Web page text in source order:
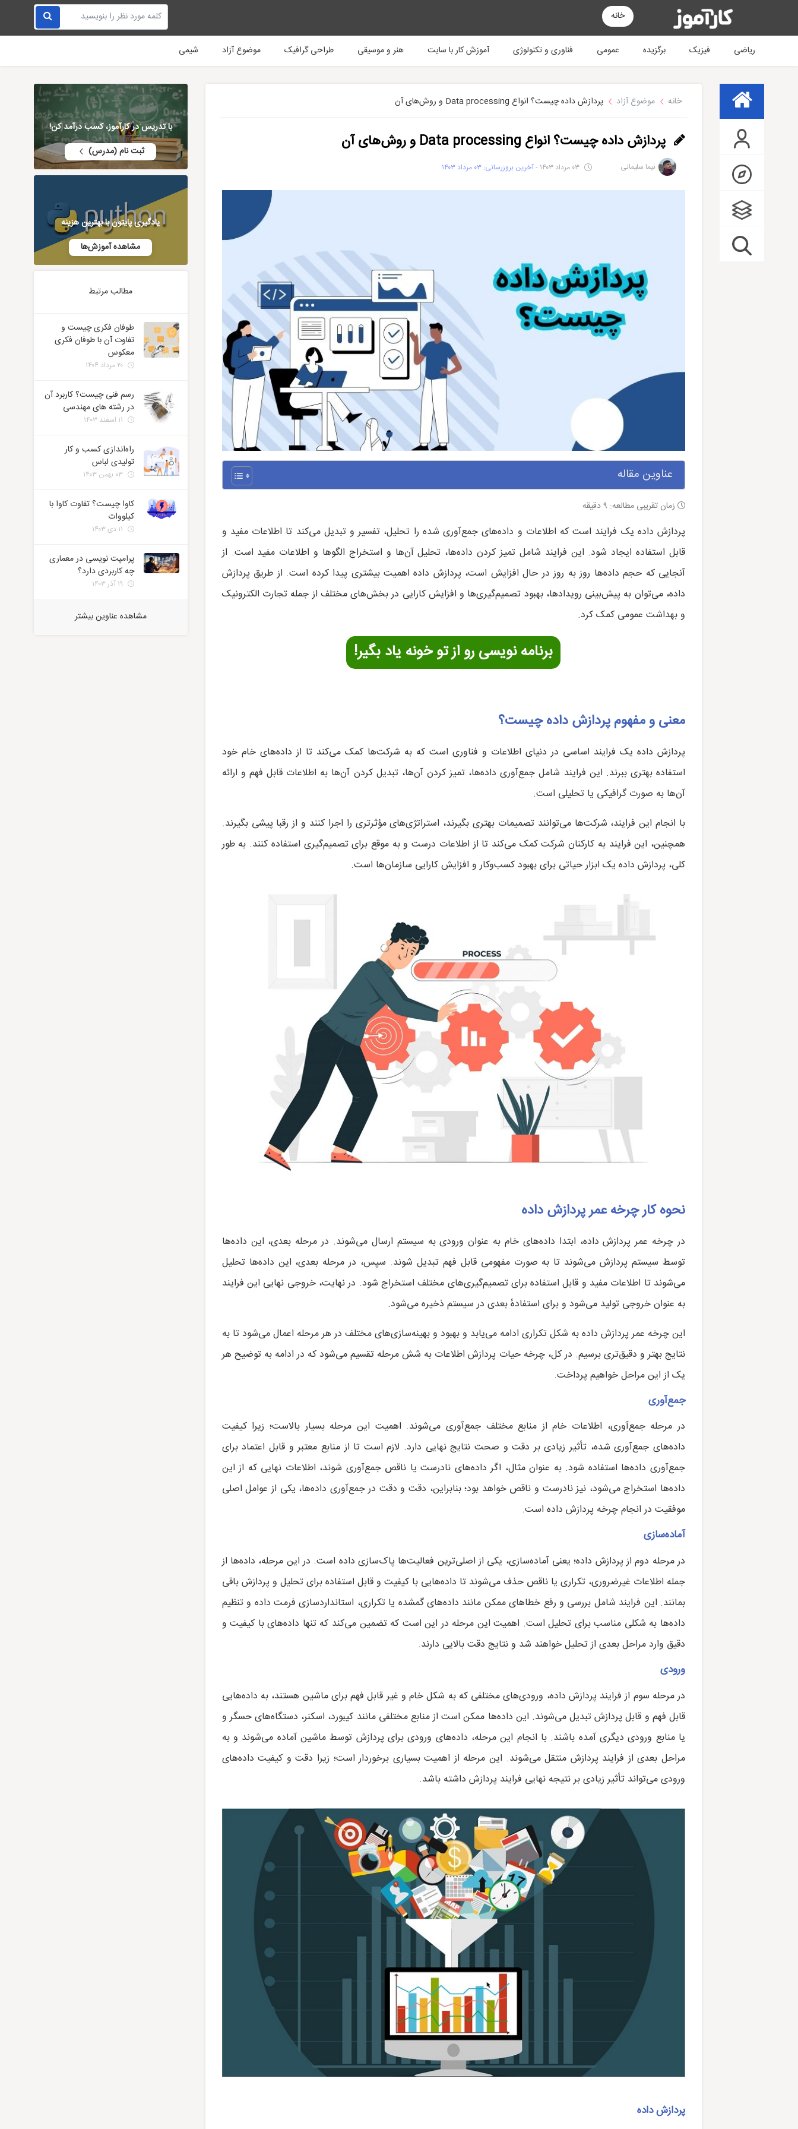
خانه
ریاضی فیزیک برگزیده عمومی فناوری و تکنولوژی آموزش کار با سایت هنر و موسیقی طراحی گرافیک موضوع آزاد شیمی
خانه موضوع آزاد پردازش داده چیست؟ انواع Data processing و روش‌های آن
پردازش داده چیست؟ انواع Data processing و روش‌های آن
نیما سلیمانی - آخرین بروزرسانی: ۰۳ مرداد ۱۴۰۳
عناوین مقاله
زمان تقریبی مطالعه: ۹دقیقه
پردازش داده یک فرایند است که اطلاعات و داده‌های جمع‌آوری شده را تحلیل، تفسیر و تبدیل می‌کند تا اطلاعات مفید و
قابل استفاده ایجاد شود. این فرایند شامل تمیز کردن داده‌ها، تحلیل آن‌ها و استخراج الگوها و اطلاعات مفید است. از
آنجایی که حجم داده‌ها روز به روز در حال افزایش است، پردازش داده اهمیت بیشتری پیدا کرده است. از طریق پردازش
داده، می‌توان به پیش‌بینی رویدادها، بهبود تصمیم‌گیری‌ها و افزایش کارایی در بخش‌های مختلف از جمله تجارت الکترونیک
و بهداشت عمومی کمک کرد.
برنامه نویسی رو از تو خونه یاد بگیر!
معنی و مفهوم پردازش داده چیست؟
پردازش داده یک فرایند اساسی در دنیای اطلاعات و فناوری است که به شرکت‌ها کمک می‌کند تا از داده‌های خام خود
استفاده بهتری ببرند. این فرایند شامل جمع‌آوری داده‌ها، تمیز کردن آن‌ها، تبدیل کردن آن‌ها به اطلاعات قابل فهم و ارائه
آن‌ها به صورت گرافیکی یا تحلیلی است.
با انجام این فرایند، شرکت‌ها می‌توانند تصمیمات بهتری بگیرند، استراتژی‌های مؤثرتری را اجرا کنند و از رقبا پیشی بگیرند.
همچنین، این فرایند به کارکنان شرکت کمک می‌کند تا از اطلاعات درست و به موقع برای تصمیم‌گیری استفاده کنند. به طور
کلی، پردازش داده یک ابزار حیاتی برای بهبود کسب‌وکار و افزایش کارایی سازمان‌ها است.
نحوه کار چرخه عمر پردازش داده
در چرخه عمر پردازش داده، ابتدا داده‌های خام به عنوان ورودی به سیستم ارسال می‌شوند. در مرحله بعدی، این داده‌ها
توسط سیستم پردازش می‌شوند تا به صورت مفهومی قابل فهم تبدیل شوند. سپس، در مرحله بعدی، این داده‌ها تحلیل
می‌شوند تا اطلاعات مفید و قابل استفاده برای تصمیم‌گیری‌های مختلف استخراج شود. در نهایت، خروجی نهایی این فرایند
به عنوان خروجی تولید می‌شود و برای استفادهٔ بعدی در سیستم ذخیره می‌شود.
این چرخه عمر پردازش داده به شکل تکراری ادامه می‌یابد و بهبود و بهینه‌سازی‌های مختلف در هر مرحله اعمال می‌شود تا به
نتایج بهتر و دقیق‌تری برسیم. در کل، چرخه حیات پردازش اطلاعات به شش مرحله تقسیم می‌شود که در ادامه به توضیح هر
یک از این مراحل خواهیم پرداخت.
جمع‌آوری
در مرحله جمع‌آوری، اطلاعات خام از منابع مختلف جمع‌آوری می‌شوند. اهمیت این مرحله بسیار بالاست؛ زیرا کیفیت
داده‌های جمع‌آوری شده، تأثیر زیادی بر دقت و صحت نتایج نهایی دارد. لازم است تا از منابع معتبر و قابل اعتماد برای
جمع‌آوری داده‌ها استفاده شود. به عنوان مثال، اگر داده‌های نادرست یا ناقص جمع‌آوری شوند، اطلاعات نهایی که از این
داده‌ها استخراج می‌شود، نیز نادرست و ناقص خواهد بود؛ بنابراین، دقت و دقت در جمع‌آوری داده‌ها، یکی از عوامل اصلی
موفقیت در انجام چرخه پردازش داده است.
آماده‌سازی
در مرحله دوم از پردازش داده؛ یعنی آماده‌سازی، یکی از اصلی‌ترین فعالیت‌ها پاک‌سازی داده است. در این مرحله، داده‌ها از
جمله اطلاعات غیرضروری، تکراری یا ناقص حذف می‌شوند تا داده‌هایی با کیفیت و قابل استفاده برای تحلیل و پردازش باقی
بمانند. این فرایند شامل بررسی و رفع خطاهای ممکن مانند داده‌های گمشده یا تکراری، استانداردسازی فرمت داده و تنظیم
داده‌ها به شکلی مناسب برای تحلیل است. اهمیت این مرحله در این است که تضمین می‌کند که تنها داده‌های با کیفیت و
دقیق وارد مراحل بعدی از تحلیل خواهند شد و نتایج دقت بالایی دارند.
ورودی
در مرحله سوم از فرایند پردازش داده، ورودی‌های مختلفی که به شکل خام و غیر قابل فهم برای ماشین هستند، به داده‌هایی
قابل فهم و قابل پردازش تبدیل می‌شوند. این داده‌ها ممکن است از منابع مختلفی مانند کیبورد، اسکنر، دستگاه‌های حسگر و
یا منابع ورودی دیگری آمده باشند. با انجام این مرحله، داده‌های ورودی برای پردازش توسط ماشین آماده می‌شوند و به
مراحل بعدی از فرایند پردازش منتقل می‌شوند. این مرحله از اهمیت بسیاری برخوردار است؛ زیرا دقت و کیفیت داده‌های
ورودی می‌تواند تأثیر زیادی بر نتیجه نهایی فرایند پردازش داشته باشد.
پردازش داده
با تدریس در کارآموز، کسب درآمد کن!
ثبت نام (مدرس)
یادگیری پایتون با بهترین هزینه
مشاهده آموزش‌ها
مطالب مرتبط
طوفان فکری چیست و
تفاوت آن با طوفان فکری
معکوس
۲۰ مرداد ۱۴۰۴
رسم فنی چیست؟ کاربرد آن
در رشته های مهندسی
راه‌اندازی کسب و کار
تولیدی لباس
کاوا چیست؟ تفاوت کاوا با
کیلووات
پرامپت نویسی در معماری
چه کاربردی دارد؟
۱۹ آذر ۱۴۰۳
مشاهده عناوین بیشتر